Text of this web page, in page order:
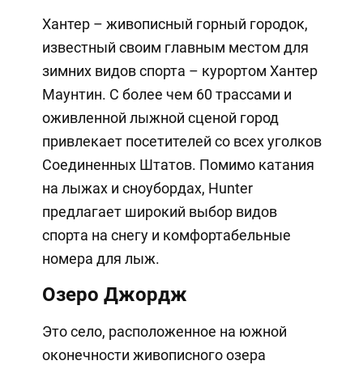
Хантер – живописный горный городок,
известный своим главным местом для
зимних видов спорта – курортом Хантер
Маунтин. С более чем 60 трассами и
оживленной лыжной сценой город
привлекает посетителей со всех уголков
Соединенных Штатов. Помимо катания
на лыжах и сноубордах, Hunter
предлагает широкий выбор видов
спорта на снегу и комфортабельные
номера для лыж.
Озеро Джордж
Это село, расположенное на южной
оконечности живописного озера